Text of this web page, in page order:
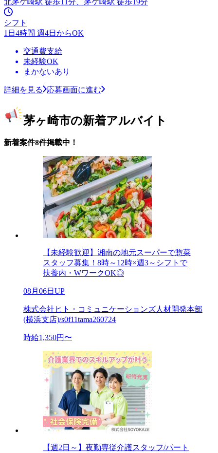
シフト
1日4時間 週4日からOK
交通費支給
未経験OK
まかないあり
詳細を見る 応募画面に進む
茅ヶ崎市の新着アルバイト
新着案件8件掲載中！
【未経験歓迎】湘南の地元スーパーで惣菜
スタッフ募集！8時～12時×週3～シフトで
扶養内・WワークOK◎
08月06日UP
株式会社ヒト・コミュニケーションズ人材開発本部
(横浜支店)/s0f11tama260724
時給1,350円〜
【週2日～】夜勤専従介護スタッフ/パート